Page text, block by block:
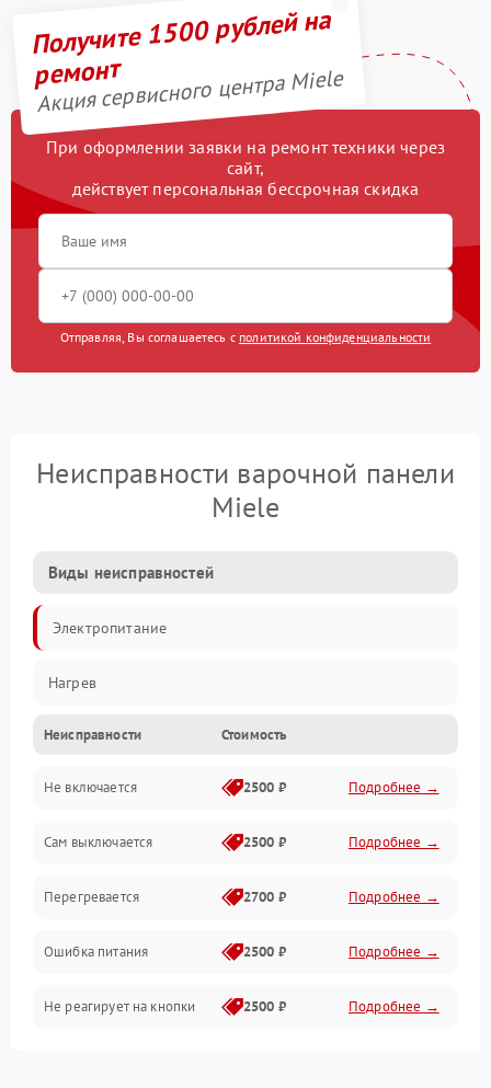
Получите 1500 рублей на
ремонт
Акция сервисного центра Miele
При оформлении заявки на ремонт техники через
сайт,
действует персональная бессрочная скидка
Отправляя, Вы соглашаетесь с политикой конфиденциальности
Неисправности варочной панели
Miele
Виды неисправностей
Электропитание
Нагрев
Неисправности Стоимость
Не включается 2500 ₽ Подробнее →
Сам выключается 2500 ₽ Подробнее →
Перегревается 2700 ₽ Подробнее →
Ошибка питания 2500 ₽ Подробнее →
Не реагирует на кнопки 2500 ₽ Подробнее →